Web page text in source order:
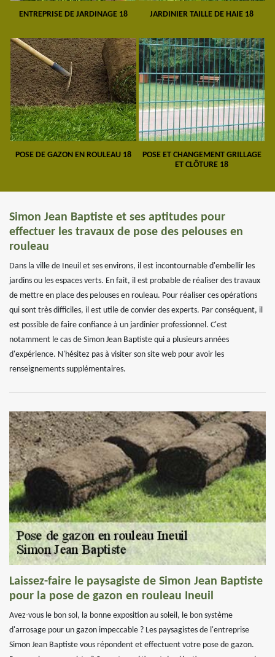
ENTREPRISE DE JARDINAGE 18 JARDINIER TAILLE DE HAIE 18
POSE DE GAZON EN ROULEAU 18
POSE ET CHANGEMENT GRILLAGE
ET CLÔTURE 18
Simon Jean Baptiste et ses aptitudes pour
effectuer les travaux de pose des pelouses en
rouleau
Dans la ville de Ineuil et ses environs, il est incontournable d'embellir les
jardins ou les espaces verts. En fait, il est probable de réaliser des travaux
de mettre en place des pelouses en rouleau. Pour réaliser ces opérations
qui sont très difficiles, il est utile de convier des experts. Par conséquent, il
est possible de faire confiance à un jardinier professionnel. C'est
notamment le cas de Simon Jean Baptiste qui a plusieurs années
d'expérience. N'hésitez pas à visiter son site web pour avoir les
renseignements supplémentaires.
Laissez-faire le paysagiste de Simon Jean Baptiste
pour la pose de gazon en rouleau Ineuil
Avez-vous le bon sol, la bonne exposition au soleil, le bon système
d'arrosage pour un gazon impeccable ? Les paysagistes de l'entreprise
Simon Jean Baptiste vous répondent et effectuent votre pose de gazon.